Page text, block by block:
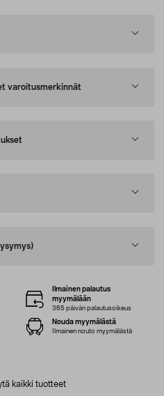
varoitusmerkinnät
kaikki tuotteet
Ilmainen palautus
myymälään
365 päivän palautusoikeus
Nouda myymälästä
Ilmainen nouto myymälästä